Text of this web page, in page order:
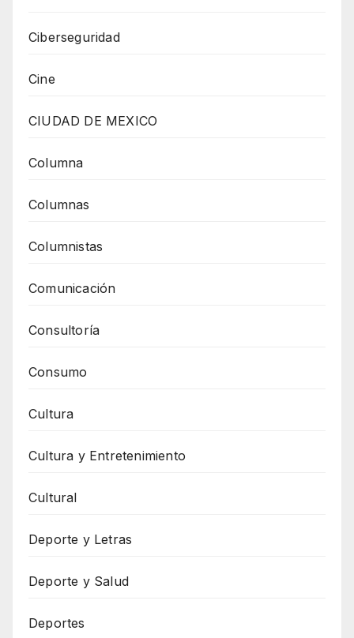
Ciberseguridad
Cine
CIUDAD DE MEXICO
Columna
Columnas
Columnistas
Comunicación
Consultoría
Consumo
Cultura
Cultura y Entretenimiento
Cultural
Deporte y Letras
Deporte y Salud
Deportes